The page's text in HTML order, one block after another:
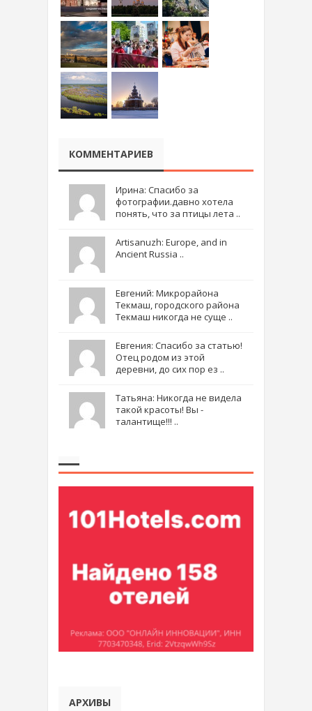
КОММЕНТАРИЕВ
Ирина: Спасибо за
фотографии.давно хотела
понять, что за птицы лета ..
Artisanuzh: Europe, and in
Ancient Russia ..
Евгений: Микрорайона
Текмаш, городского района
Текмаш никогда не суще ..
Евгения: Спасибо за статью!
Отец родом из этой
деревни, до сих пор ез ..
Татьяна: Никогда не видела
такой красоты! Вы -
талантище!!! ..
АРХИВЫ